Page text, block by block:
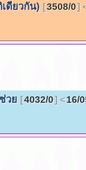
ดียวกัน) 3508/0
วย 4032/0 16/